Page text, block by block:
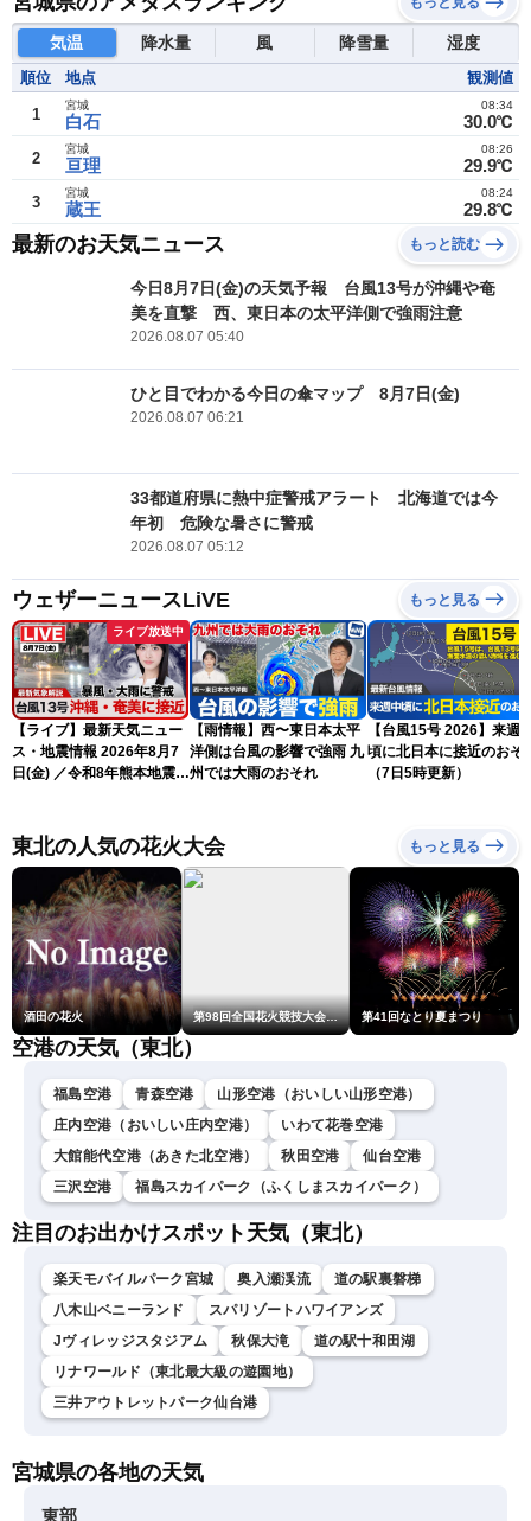
気温 降水量 風 降雪量 湿度
順位 地点 観測値
1 白石
宮城
30.0℃
08:34
2 亘理
宮城
29.9℃
08:26
3 蔵王
宮城
29.8℃
08:24
最新のお天気ニュース もっと読む
今日8月7日(金)の天気予報 台風13号が沖縄や奄
美を直撃 西、東日本の太平洋側で強雨注意
2026.08.07 05:40
ひと目でわかる今日の傘マップ 8月7日(金)
2026.08.07 06:21
33都道府県に熱中症警戒アラート 北海道では今
年初 危険な暑さに警戒
2026.08.07 05:12
ウェザーニュースLiVE もっと見る
ライブ放送中
【ライブ】最新天気ニュー
ス・地震情報 2026年8月7
日(金) ／令和8年熊本地震情
央・江川清音／有賀哲夫〉
【雨情報】西〜東日本太平
洋側は台風の影響で強雨 九
州では大雨のおそれ
【台風15号 2026】来週
頃に北日本に接近のおそ
（7日5時更新）
東北の人気の花火大会 もっと見る
酒田の花火 第98回全国花火競技大会「大曲の花火」 第41回なとり夏まつり
空港の天気（東北）
福島空港 青森空港
山形空港（おいしい山形空港）
庄内空港（おいしい庄内空港）
いわて花巻空港
大館能代空港（あきた北空港）
秋田空港
仙台空港
三沢空港
福島スカイパーク（ふくしまスカイパーク）
注目のお出かけスポット天気（東北）
楽天モバイルパーク宮城 奥入瀬渓流
道の駅裏磐梯
八木山ベニーランド
スパリゾートハワイアンズ
Jヴィレッジスタジアム
秋保大滝
道の駅十和田湖
リナワールド（東北最大級の遊園地）
三井アウトレットパーク仙台港
宮城県の各地の天気
東部